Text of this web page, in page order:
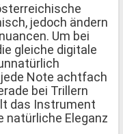
jedoch ändern
Um bei
gleiche digitale
Note achtfach
bei Trillern
das Instrument
natürliche Eleganz